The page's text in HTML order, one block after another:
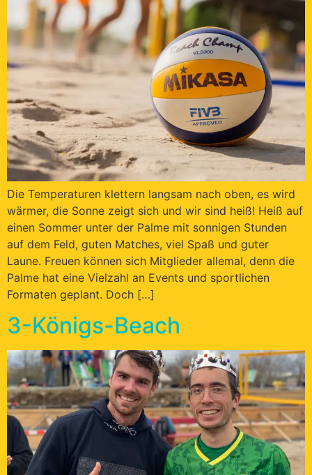
Die Temperaturen klettern langsam nach oben, es wird
wärmer, die Sonne zeigt sich und wir sind heiß! Heiß auf
einen Sommer unter der Palme mit sonnigen Stunden
auf dem Feld, guten Matches, viel Spaß und guter
Laune. Freuen können sich Mitglieder allemal, denn die
Palme hat eine Vielzahl an Events und sportlichen
Formaten geplant. Doch […]
3-Königs-Beach